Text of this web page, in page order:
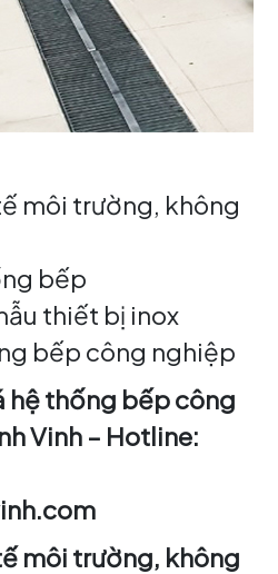
môi trường, không
bếp
thiết bị inox
bếp công nghiệp
hệ thống bếp công
Vinh – Hotline:
môi trường, không